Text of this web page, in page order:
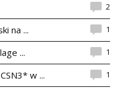
2
na ... 1
... 1
w ... 1